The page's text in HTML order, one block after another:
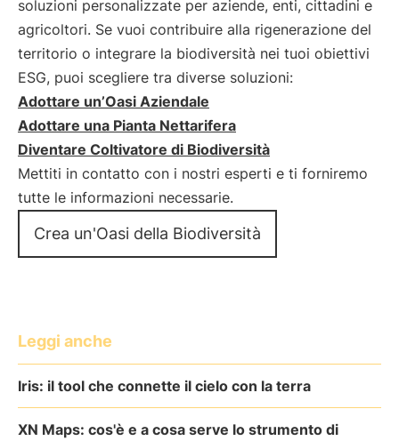
soluzioni personalizzate per aziende, enti, cittadini e
agricoltori. Se vuoi contribuire alla rigenerazione del
territorio o integrare la biodiversità nei tuoi obiettivi
ESG, puoi scegliere tra diverse soluzioni:
Adottare un’Oasi Aziendale
Adottare una Pianta Nettarifera
Diventare Coltivatore di Biodiversità
Mettiti in contatto con i nostri esperti e ti forniremo
tutte le informazioni necessarie.
Crea un'Oasi della Biodiversità
Leggi anche
Iris: il tool che connette il cielo con la terra
XN Maps: cos'è e a cosa serve lo strumento di